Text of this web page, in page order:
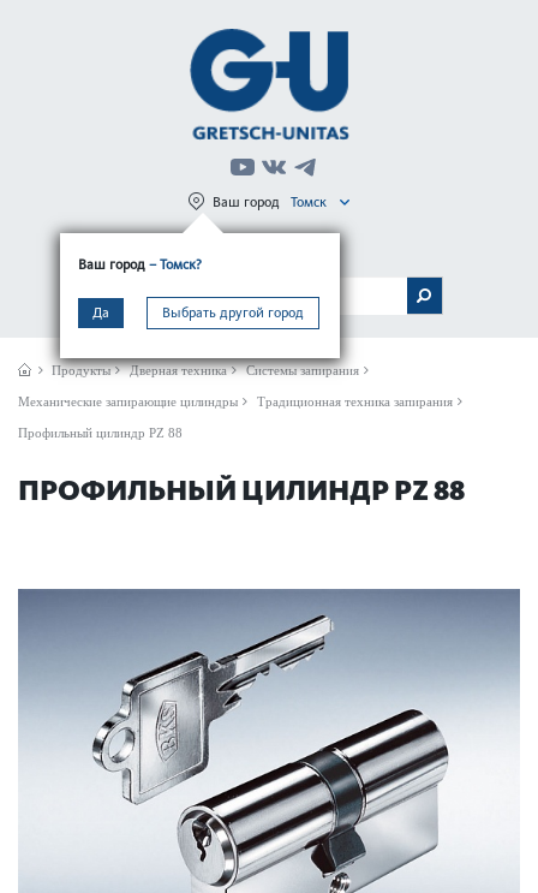
Ваш город – Томск?
Да Выбрать другой город
Ваш город Томск
МЕНЮ
Продукты Дверная техника Системы запирания
Механические запирающие цилиндры Традиционная техника запирания
Профильный цилиндр PZ 88
ПРОФИЛЬНЫЙ ЦИЛИНДР PZ 88